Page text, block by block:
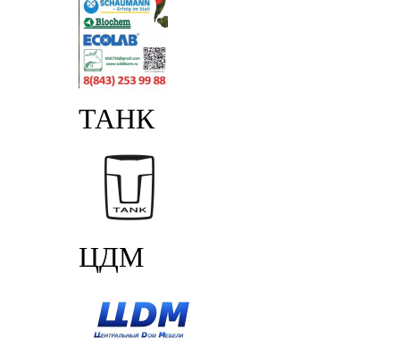
ТАНК
ЦДМ